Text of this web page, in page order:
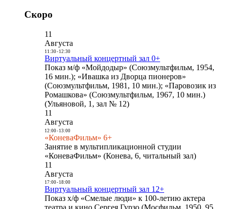
Скоро
11
Августа
11:30- 12:30
Виртуальный концертный зал 0+
Показ м/ф «Мойдодыр» (Союзмультфильм, 1954,
16 мин.); «Ивашка из Дворца пионеров»
(Союзмультфильм, 1981, 10 мин.); «Паровозик из
Ромашкова» (Союзмультфильм, 1967, 10 мин.)
(Ульяновой, 1, зал № 12)
11
Августа
12:00- 13:00
«КоневаФильм» 6+
Занятие в мультипликационной студии
«КоневаФильм» (Конева, 6, читальный зал)
11
Августа
17:00- 18:00
Виртуальный концертный зал 12+
Показ х/ф «Смелые люди» к 100-летию актера